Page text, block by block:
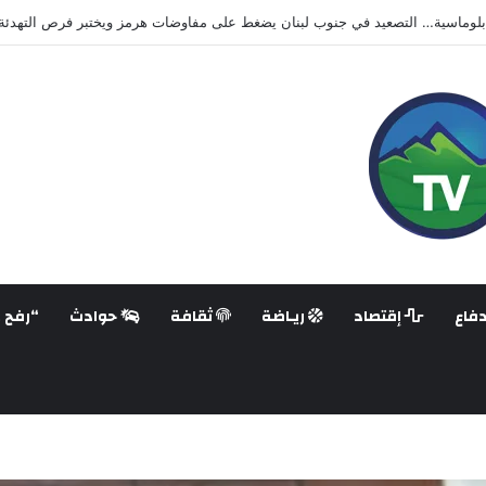
تضرب محيط موسكو.. قتلى وجرحى وهجمات متبادلة تُبقي الحرب مفتوحة
دفاع إقتصاد ريـاضة ثقافة حوادث